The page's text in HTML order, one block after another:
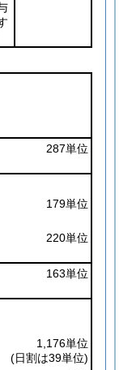
287単位
179単位
220単位
163単位
1,176単位
(日割は39単位)